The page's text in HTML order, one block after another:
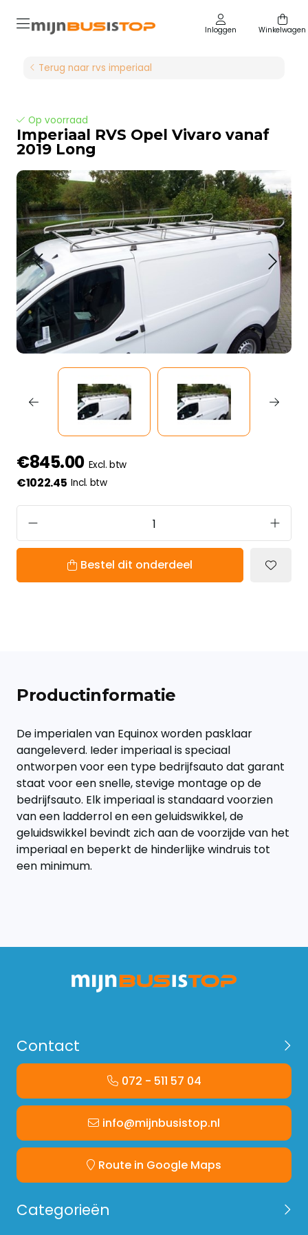
Inloggen Winkelwagen
Terug naar rvs imperiaal
Op voorraad
Imperiaal RVS Opel Vivaro vanaf
2019 Long
€845.00 Excl. btw
€1022.45 Incl. btw
Bestel dit onderdeel
Productinformatie
De imperialen van Equinox worden pasklaar
aangeleverd. Ieder imperiaal is speciaal
ontworpen voor een type bedrijfsauto dat garant
staat voor een snelle, stevige montage op de
bedrijfsauto. Elk imperiaal is standaard voorzien
van een ladderrol en een geluidswikkel, de
geluidswikkel bevindt zich aan de voorzijde van het
imperiaal en beperkt de hinderlijke windruis tot
een minimum.
Contact
072 - 511 57 04
info@mijnbusistop.nl
Route in Google Maps
Categorieën